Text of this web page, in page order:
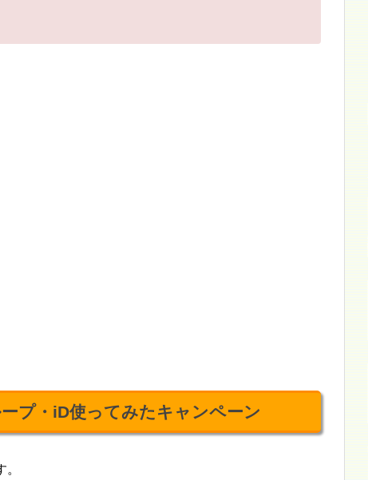
プ・iD使ってみたキャンペーン